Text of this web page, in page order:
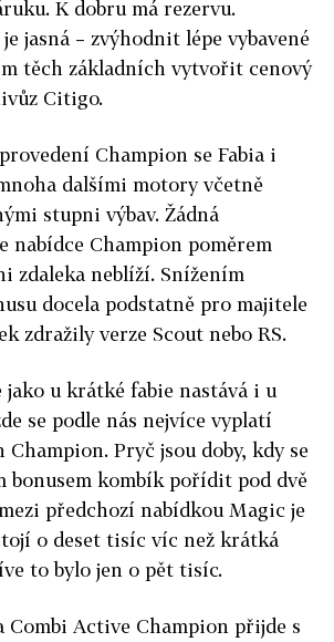
K dobru má rezervu.
jasná – zvýhodnit lépe vybavené
těch základních vytvořit cenový
Citigo.
Champion se Fabia i
dalšími motory včetně
stupni výbav. Žádná
nabídce Champion poměrem
zdaleka neblíží. Snížením
docela podstatně pro majitele
zdražily verze Scout nebo RS.
jako u krátké fabie nastává i u
se podle nás nejvíce vyplatí
Champion. Pryč jsou doby, kdy se
bonusem kombík pořídit pod dvě
předchozí nabídkou Magic je
o deset tisíc víc než krátká
to bylo jen o pět tisíc.
Combi Active Champion přijde s